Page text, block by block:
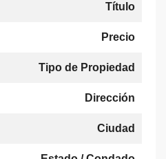
Título
Precio
Tipo de Propiedad
Dirección
Ciudad